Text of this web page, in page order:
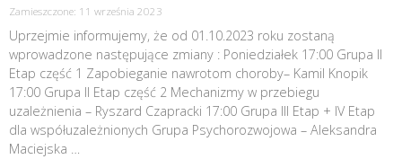
Zamieszczone: 11 września 2023
Uprzejmie informujemy, że od 01.10.2023 roku zostaną
wprowadzone następujące zmiany : Poniedziałek 17:00 Grupa II
Etap część 1 Zapobieganie nawrotom choroby– Kamil Knopik
17:00 Grupa II Etap część 2 Mechanizmy w przebiegu
uzależnienia – Ryszard Czapracki 17:00 Grupa III Etap + IV Etap
dla współuzależnionych Grupa Psychorozwojowa – Aleksandra
Maciejska …